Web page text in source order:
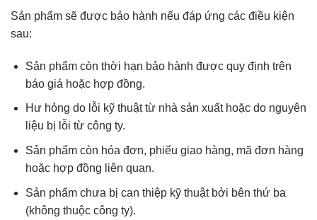
Sản phẩm sẽ được bảo hành nếu đáp ứng các điều kiện
sau:
Sản phẩm còn thời hạn bảo hành được quy định trên
báo giá hoặc hợp đồng.
Hư hỏng do lỗi kỹ thuậttừ nhà sản xuất hoặc do nguyên
liệu bị lỗi từ công ty.
Sản phẩm còn hóa đơn, phiếu giao hàng, mã đơn hàng
hoặc hợp đồng liên quan.
Sản phẩm chưa bị can thiệp kỹ thuật bởi bên thứ ba
(không thuộc công ty).